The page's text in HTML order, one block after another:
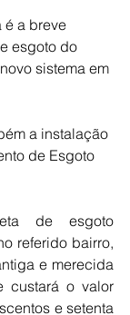
é a breve
esgoto do
sistema em
a instalação
de Esgoto
de esgoto
referido bairro,
e merecida
custará o valor
e setenta